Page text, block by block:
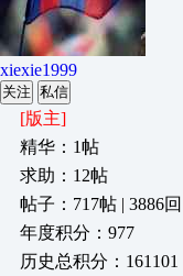
xiexie1999
关注 私信
[版主]
精华：1帖
求助：12帖
帖子：717帖 | 3886回
年度积分：977
历史总积分：161101